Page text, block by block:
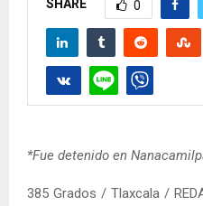
SHARE 0
*Fue detenido en
385 Grados / Tlaxcala /